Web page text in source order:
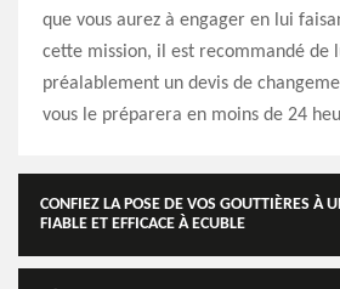
que vous aurez à engager en lui
cette mission, il est recommandé de
préalablement un devis de
vous le préparera en moins de 24
CONFIEZ LA POSE DE VOS GOUTTIÈRES À
FIABLE ET EFFICACE À ECUBLE